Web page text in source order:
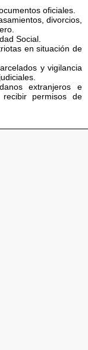
oficiales.
divorcios,
Social.
en situación de
y vigilancia
extranjeros e
permisos de